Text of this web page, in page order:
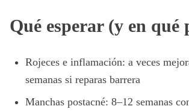
Qué esperar (y en qué
Rojeces e inflamación: a veces
semanas si reparas barrera
Manchas postacné: 8–12 semanas